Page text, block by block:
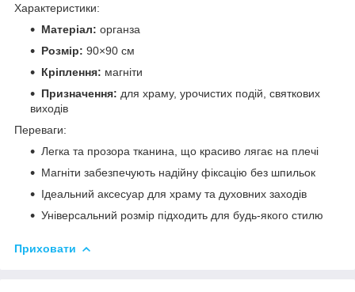
Характеристики:
Матеріал: органза
Розмір: 90×90 см
Кріплення: магніти
Призначення: для храму, урочистих подій, святкових
виходів
Переваги:
Легка та прозора тканина, що красиво лягає на плечі
Магніти забезпечують надійну фіксацію без шпильок
Ідеальний аксесуар для храму та духовних заходів
Універсальний розмір підходить для будь-якого стилю
Приховати